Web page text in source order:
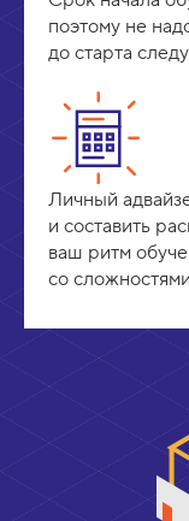
поэтому не
до старта
Личный
и составить
ваш ритм
со